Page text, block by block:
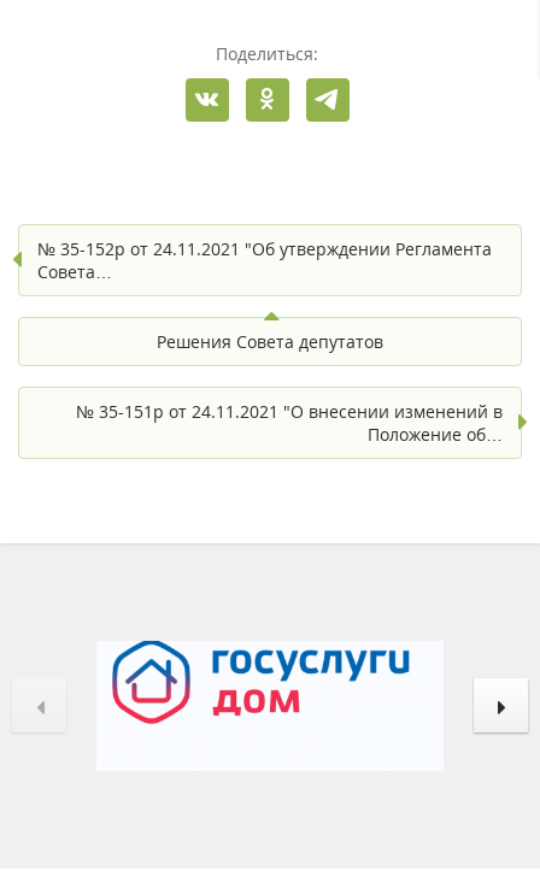
Поделиться:
№ 35-152р от 24.11.2021 "Об утверждении Регламента
Совета…
Решения Совета депутатов
№ 35-151р от 24.11.2021 "О внесении изменений в
Положение об…